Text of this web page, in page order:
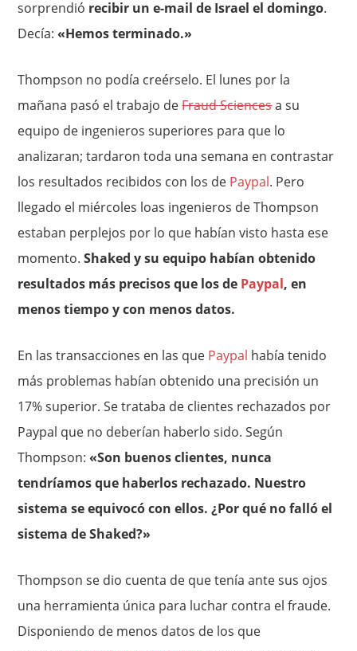
sorprendió recibir un e-mail de Israel el domingo.
Decía:«Hemos terminado.»
Thompson no podía creérselo. El lunes por la
mañana pasó el trabajo deFraud Sciencesa su
equipo de ingenieros superiores para que lo
analizaran; tardaron toda una semana en contrastar
los resultados recibidos con los de Paypal. Pero
llegado el miércoles loas ingenieros de Thompson
estaban perplejos por lo que habían visto hasta ese
momento.Shaked y su equipo habían obtenido
resultados más precisos que los de Paypal, en
menos tiempo y con menos datos.
En las transacciones en las que Paypal había tenido
más problemas habían obtenido una precisión un
17% superior. Se trataba de clientes rechazados por
Paypal que no deberían haberlo sido. Según
Thompson:«Son buenos clientes, nunca
tendríamos que haberlos rechazado. Nuestro
sistema se equivocó con ellos. ¿Por qué no falló el
sistema de Shaked?»
Thompson se dio cuenta de que tenía ante sus ojos
una herramienta única para luchar contra el fraude.
Disponiendo de menos datos de los que